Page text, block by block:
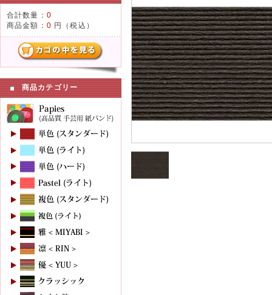
合計数量： 0
商品金額： 0 円（税込）
商品カテゴリー